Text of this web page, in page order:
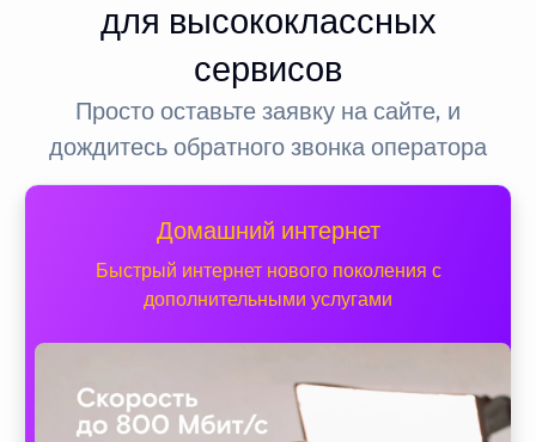
для высококлассных
сервисов
Просто оставьте заявку на сайте, и
дождитесь обратного звонка оператора
Домашний интернет
Быстрый интернет нового поколения с
дополнительными услугами